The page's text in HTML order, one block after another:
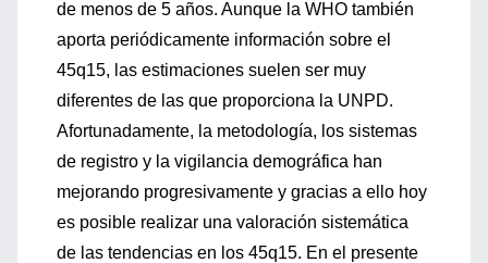
de menos de 5 años. Aunque la WHO también
aporta periódicamente información sobre el
45q15, las estimaciones suelen ser muy
diferentes de las que proporciona la UNPD.
Afortunadamente, la metodología, los sistemas
de registro y la vigilancia demográfica han
mejorando progresivamente y gracias a ello hoy
es posible realizar una valoración sistemática
de las tendencias en los 45q15. En el presente